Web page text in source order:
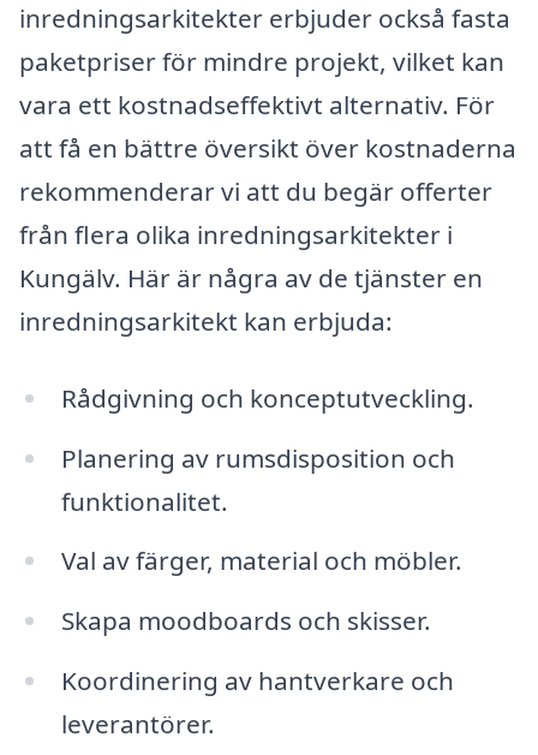
inredningsarkitekter erbjuder också fasta
paketpriser för mindre projekt, vilket kan
vara ett kostnadseffektivt alternativ. För
att få en bättre översikt över kostnaderna
rekommenderar vi att du begär offerter
från flera olika inredningsarkitekter i
Kungälv. Här är några av de tjänster en
inredningsarkitekt kan erbjuda:
Rådgivning och konceptutveckling.
Planering av rumsdisposition och
funktionalitet.
Val av färger, material och möbler.
Skapa moodboards och skisser.
Koordinering av hantverkare och
leverantörer.